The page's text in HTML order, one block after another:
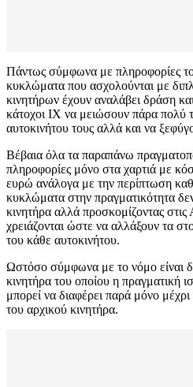
Πάντως σύμφωνα με πληροφορίες
κυκλώματα που ασχολούνται με
κινητήρων έχουν αναλάβει δράση
κάτοχοι ΙΧ να μειώσουν πάρα πολύ
αυτοκινήτου τους αλλά και να
Βέβαια όλα τα παραπάνω
πληροφορίες μόνο στα χαρτιά με
ευρώ ανάλογα με την περίπτωση
κυκλώματα στην πραγματικότητα
κινητήρα αλλά προσκομίζοντας
χρειάζονται ώστε να αλλάξουν τα
του κάθε αυτοκινήτου.
Ωστόσο σύμφωνα με το νόμο είναι
κινητήρα του οποίου η πραγματική
μπορεί να διαφέρει παρά μόνο
του αρχικού κινητήρα.